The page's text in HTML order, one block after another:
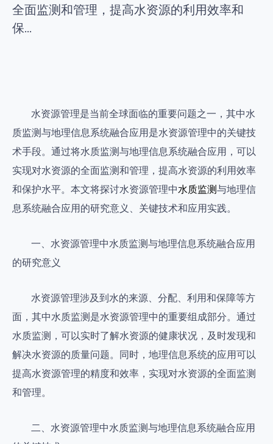
全面监测和管理，提高水资源的利用效率和
保...
水资源管理是当前全球面临的重要问题之一，其中水
质监测与地理信息系统融合应用是水资源管理中的关键技
术手段。通过将水质监测与地理信息系统融合应用，可以
实现对水资源的全面监测和管理，提高水资源的利用效率
和保护水平。本文将探讨水资源管理中水质监测与地理信
息系统融合应用的研究意义、关键技术和应用实践。
一、水资源管理中水质监测与地理信息系统融合应用
的研究意义
水资源管理涉及到水的来源、分配、利用和保障等方
面，其中水质监测是水资源管理中的重要组成部分。通过
水质监测，可以实时了解水资源的健康状况，及时发现和
解决水资源的质量问题。同时，地理信息系统的应用可以
提高水资源管理的精度和效率，实现对水资源的全面监测
和管理。
二、水资源管理中水质监测与地理信息系统融合应用